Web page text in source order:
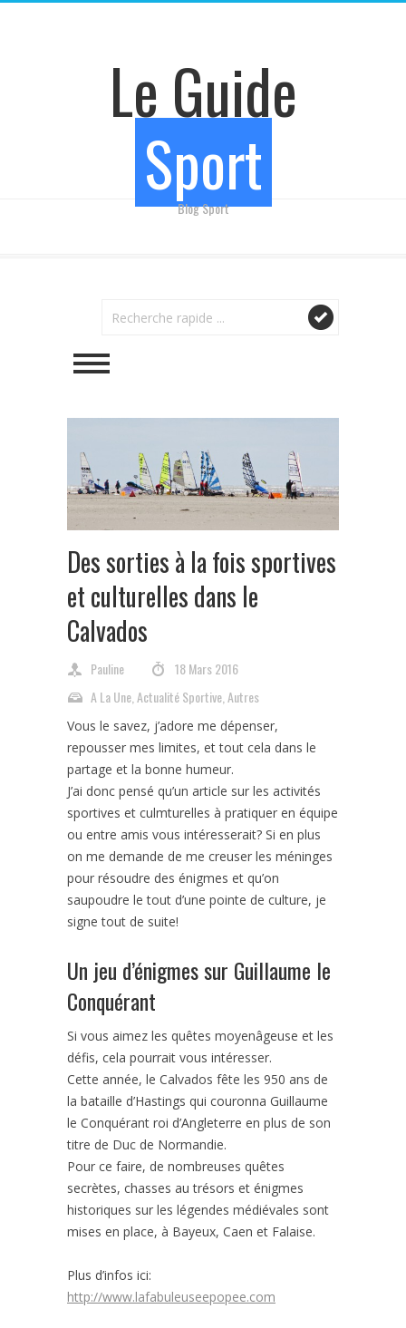
Le Guide
Sport
Blog Sport
Des sorties à la fois sportives
et culturelles dans le
Calvados
Pauline
18 Mars 2016
A La Une Actualité Sportive Autres
Vous le savez, j’adore me dépenser,
repousser mes limites, et tout cela dans le
partage et la bonne humeur.
J’ai donc pensé qu’un article sur les activités
sportives et culmturelles à pratiquer en équipe
ou entre amis vous intéresserait? Si en plus
on me demande de me creuser les méninges
pour résoudre des énigmes et qu’on
saupoudre le tout d’une pointe de culture, je
signe tout de suite!
Un jeu d’énigmes sur Guillaume le
Conquérant
Si vous aimez les quêtes moyenâgeuse et les
défis, cela pourrait vous intéresser.
Cette année, le Calvados fête les 950 ans de
la bataille d’Hastings qui couronna Guillaume
le Conquérant roi d’Angleterre en plus de son
titre de Duc de Normandie.
Pour ce faire, de nombreuses quêtes
secrètes, chasses au trésors et énigmes
historiques sur les légendes médiévales sont
mises en place, à Bayeux, Caen et Falaise.
Plus d’infos ici:
http://www.lafabuleuseepopee.com